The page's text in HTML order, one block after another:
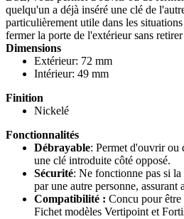
quelqu'un a déjà inséré une clé de
particulièrement utile dans les
fermer la porte de l'extérieur sans
Dimensions
Extérieur: 72 mm
Intérieur: 49 mm
Finition
Nickelé
Fonctionnalités
Débrayable: Permet d'ouvrir ou
une clé introduite côté opposé.
Sécurité: Ne fonctionne pas si la
par une autre personne, assurant
Compatibilité : Concu pour être
Fichet modèles Vertipoint et